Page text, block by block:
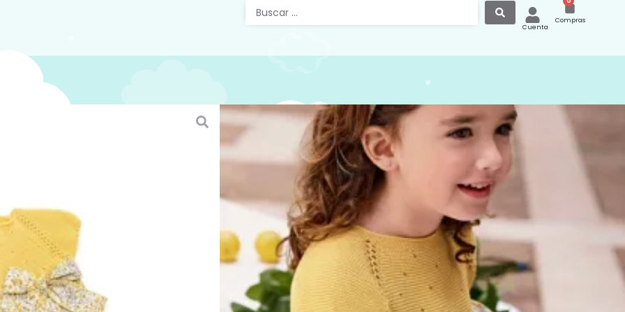
Cuenta
Compras
Vestido Punto y Tela Cuello
Redondo Amarillo 25115
Vestido punto y tela con cuello redondo, color
amarillo ideal para la temporada primavera,
verano
MarcaJuliana.
Mira todos nuestros otros modelos devestidos
de verano
Si requieres de una talla que no se encuentra
disponible puedes escribir al teléfono